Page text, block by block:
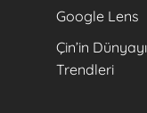
Google Lens
Çin’in
Trendleri